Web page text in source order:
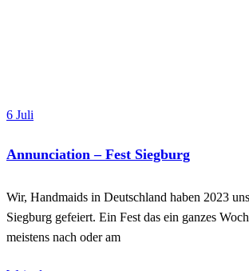
6 Juli
Annunciation – Fest Siegburg
Wir, Handmaids in Deutschland haben 2023
Siegburg gefeiert. Ein Fest das ein ganzes
meistens nach oder am